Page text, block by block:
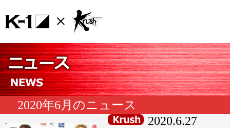
2020年6月のニュース
2020.6.27